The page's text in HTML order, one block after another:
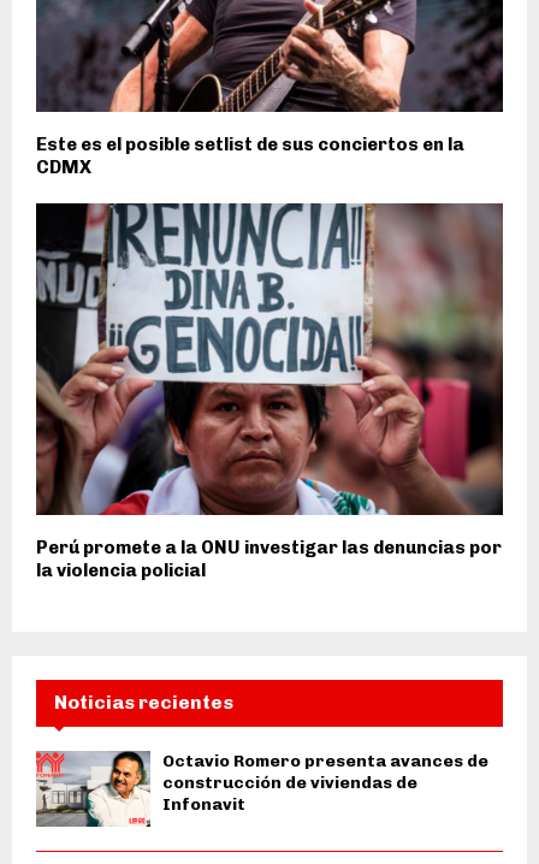
Este es el posible setlist de sus conciertos en la
CDMX
Perú promete a la ONU investigar las denuncias por
la violencia policial
Noticias recientes
Octavio Romero presenta avances de
construcción de viviendas de
Infonavit